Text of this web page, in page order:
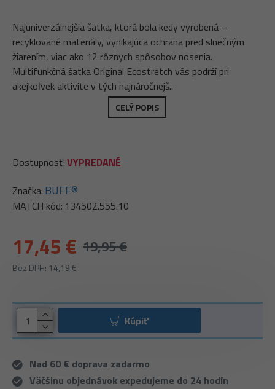
Najuniverzálnejšia šatka, ktorá bola kedy vyrobená –
recyklované materiály, vynikajúca ochrana pred slnečným
žiarením, viac ako 12 rôznych spôsobov nosenia.
Multifunkčná šatka Original Ecostretch vás podrží pri
akejkoľvek aktivite v tých najnáročnejš..
CELÝ POPIS
17,45 € 19,95 €
Bez DPH: 14,19 €
Dostupnosť:VYPREDANÉ
Značka: BUFF®
MATCH kód: 134502.555.10
Kúpiť
Nad 60 € doprava zadarmo
Väčšinu objednávok expedujeme do 24 hodín